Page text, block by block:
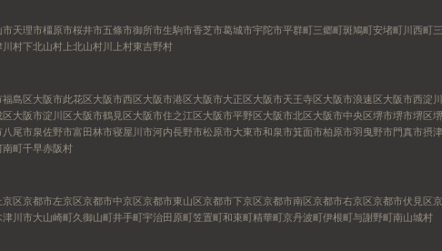
市天理市橿原市桜井市五條市御所市生駒市香芝市葛城市宇陀市平群町三郷町斑鳩町安堵町川西町
川村下北山村 上北山村川上村東吉野村
福島区大阪市此花区大阪市西区大阪市港区大阪市大正区大阪市天王寺区大阪市浪速区大阪市西淀
区大阪市淀川区大阪市鶴見区大阪市住之江区大阪市平野区大阪市北区大阪市中央区堺市堺市堺区
八尾市泉佐野市富田林市寝屋川市河内長野市松原市大東市和泉市箕面市柏原市羽曳野市門真市摂
南町千早赤阪村
京区京都市左京区京都市中京区京都市東山区京都市下京区京都市南区京都市右京区京都市伏見区
津川市大山崎町久御山町井手町宇治田原町笠置町和束町精華町京丹波町伊根町与謝野町南山城村